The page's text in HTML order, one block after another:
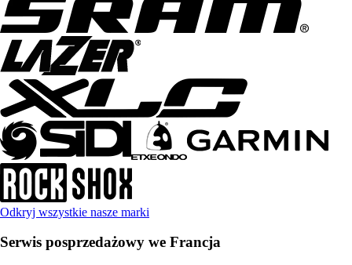
Odkryj wszystkie nasze marki
Serwis posprzedażowy we Francja